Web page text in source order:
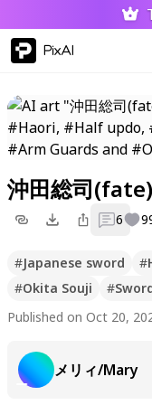
PixAI
沖田総司(fate)
6
#Japanese sword #
#Okita Souji #
Published on Oct 20,
メリィ/Mary